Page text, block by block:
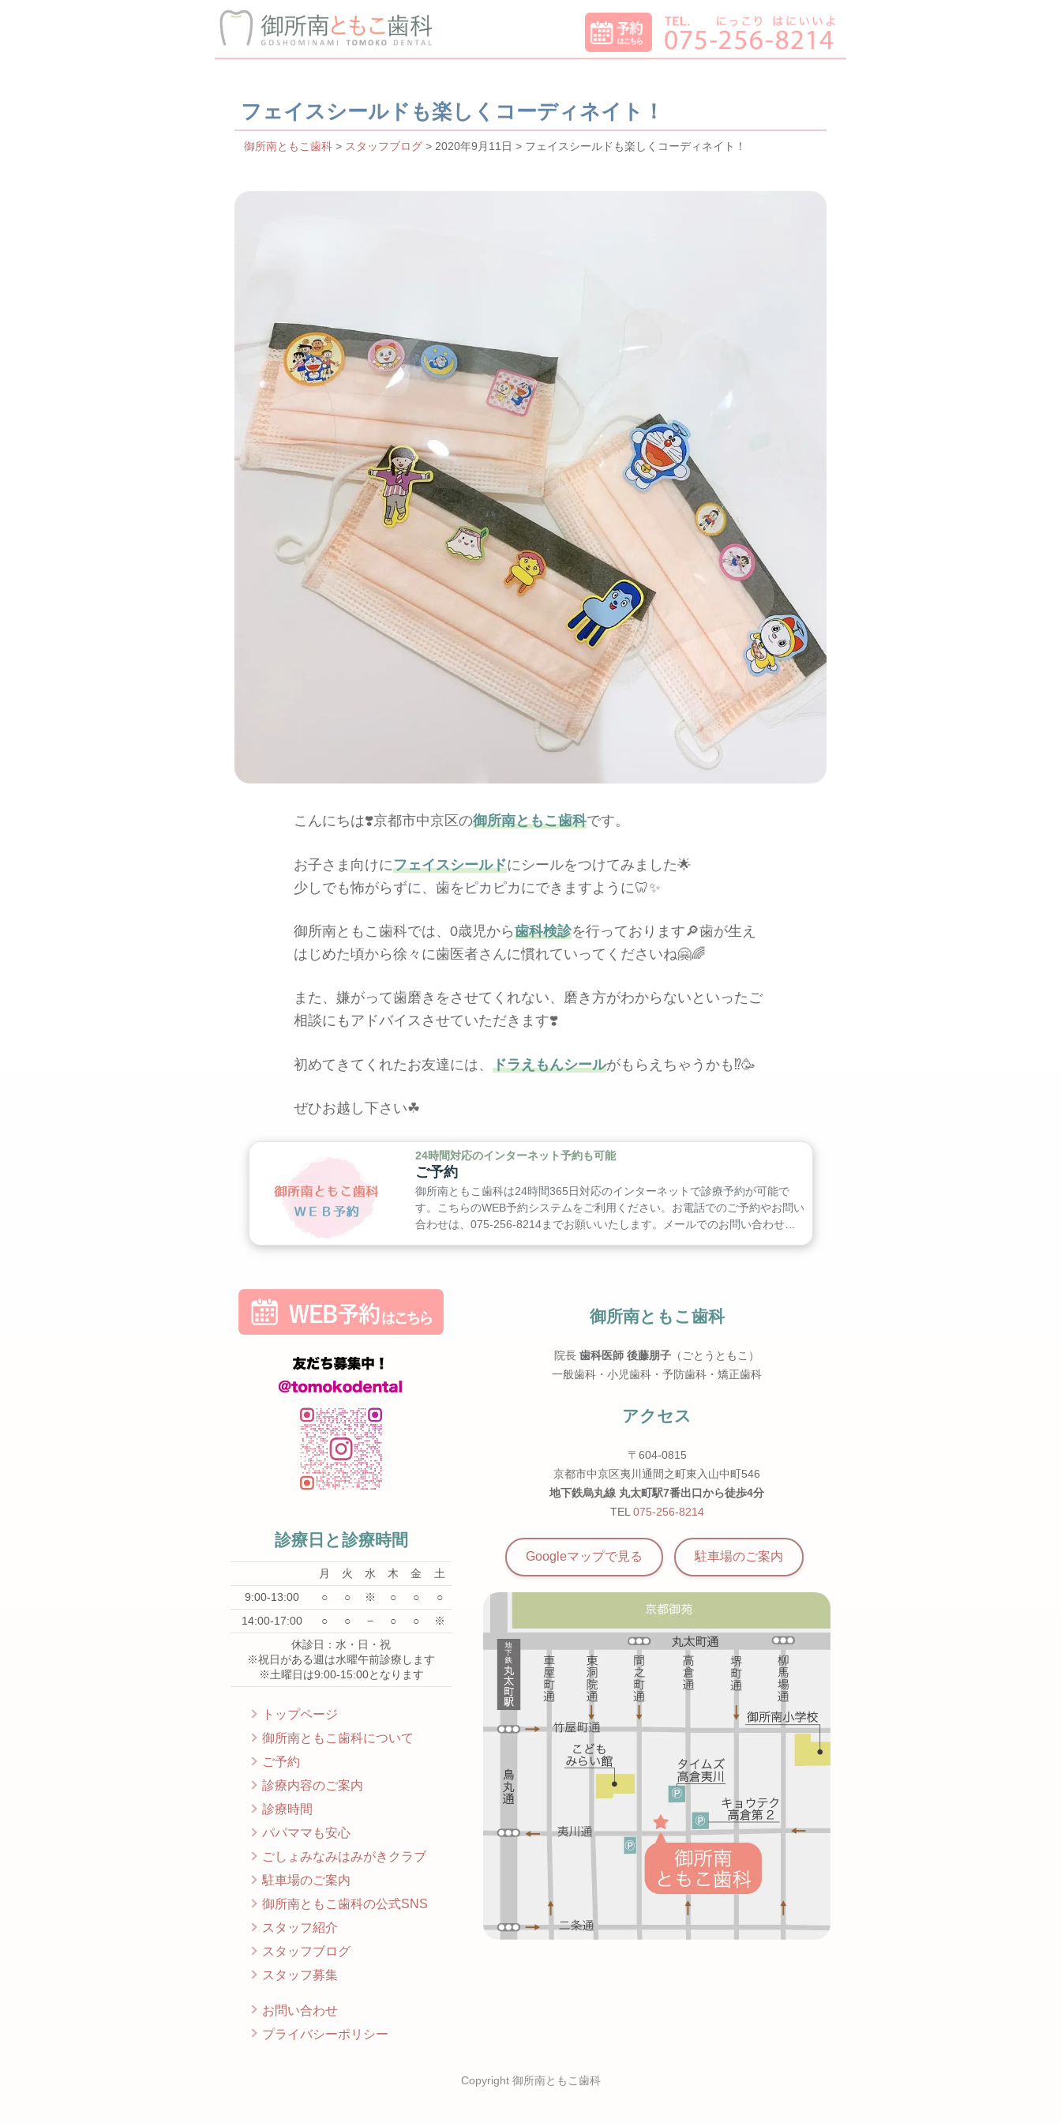
フェイスシールドも楽しくコーディネイト！
御所南ともこ歯科 > スタッフブログ > 2020年9月11日 > フェイスシールドも楽しくコーディネイト！
こんにちは❣️京都市中京区の御所南ともこ歯科です。
お子さま向けにフェイスシールドにシールをつけてみました🌟
少しでも怖がらずに、歯をピカピカにできますように🦷✨
御所南ともこ歯科では、0歳児から歯科検診を行っております🔎歯が生え
はじめた頃から徐々に歯医者さんに慣れていってくださいね🤗🌈
また、嫌がって歯磨きをさせてくれない、磨き方がわからないといったご
相談にもアドバイスさせていただきます❣️
初めてきてくれたお友達には、 ドラえもんシールがもらえちゃうかも⁉️🥳
ぜひお越し下さい☘
24時間対応のインターネット予約も可能
ご予約
御所南ともこ歯科は24時間365日対応のインターネットで診療予約が可能で
す。こちらのWEB予約システムをご利用ください。お電話でのご予約やお問い
合わせは、075-256-8214までお願いいたします。メールでのお問い合わせ
診療日と診療時間
月 火 水 木 金
土
9:00-13:00
○ ○ ※ ○ ○
○
14:00-17:00
○ ○ − ○ ○
※
休診日：水・日・祝
※祝日がある週は水曜午前診療します
※土曜日は9:00-15:00となります
トップページ
御所南ともこ歯科について
ご予約
診療内容のご案内
診療時間
パパママも安心
ごしょみなみはみがきクラブ
駐車場のご案内
御所南ともこ歯科の公式SNS
スタッフ紹介
スタッフブログ
スタッフ募集
お問い合わせ
プライバシーポリシー
御所南ともこ歯科
院長 歯科医師 後藤朋子 （ごとうともこ）
一般歯科・小児歯科・予防歯科・矯正歯科
アクセス
〒604-0815
京都市中京区夷川通間之町東入山中町546
地下鉄烏丸線 丸太町駅7番出口から徒歩4分
TEL 075-256-8214
Googleマップで見る 駐車場のご案内
Copyright 御所南ともこ歯科